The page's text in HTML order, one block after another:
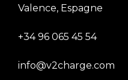
Valence, Espagne
+34 96 065 45 54
info@v2charge.com